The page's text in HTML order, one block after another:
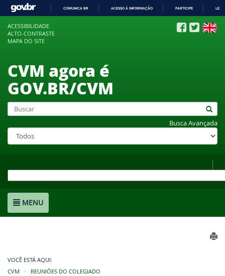
COMUNICA BR ACESSO À INFORMAÇÃO PARTICIPE
ACESSIBILIDADE
ALTO-CONTRASTE
MAPA DO SITE
CVM agora é
GOV.BR/CVM
Busca Avançada
MENU
VOCÊ ESTÁ AQUI:
CVM
REUNIÕES DO COLEGIADO